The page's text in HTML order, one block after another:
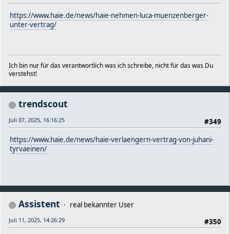
https://www.haie.de/news/haie-nehmen-luca-muenzenberger-
unter-vertrag/
Ich bin nur für das verantwortlich was ich schreibe, nicht für das was Du
verstehst!
trendscout
#349
Juli 07, 2025, 16:16:25
https://www.haie.de/news/haie-verlaengern-vertrag-von-juhani-
tyrvaeinen/
Assistent
real bekannter User
#350
Juli 11, 2025, 14:26:29